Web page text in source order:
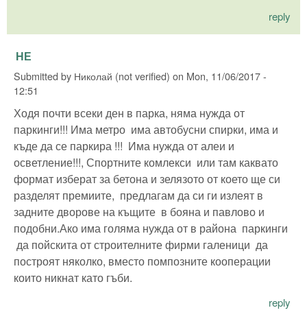
reply
НЕ
Submitted by Николай (not verified) on Mon, 11/06/2017 -
12:51
Ходя почти всеки ден в парка, няма нужда от
паркинги!!! Има метро има автобусни спирки, има и
къде да се паркира !!! Има нужда от алеи и
осветление!!!, Спортните комлекси или там каквато
формат изберат за бетона и зелязото от което ще си
разделят премиите, предлагам да си ги излеят в
задните дворове на къщите в бояна и павлово и
подобни.Ако има голяма нужда от в района паркинги
да пойскита от строителните фирми галеници да
построят няколко, вместо помпозните кооперации
които никнат като гъби.
reply